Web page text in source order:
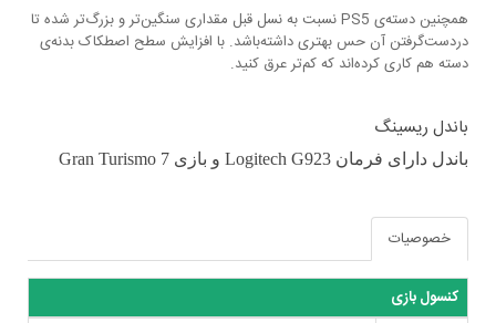
همچنین دسته‌ی PS5 نسبت به نسل قبل مقداری سنگین‌تر و بزرگ‌تر شده تا
دردست‌گرفتن آن حس بهتری داشته‌باشد. با افزایش سطح اصطکاک بدنه‌ی
دسته هم کاری کرده‌اند که کم‌تر عرق کنید.
باندل ریسینگ
باندل دارای فرمان Logitech G923 و بازی Gran Turismo 7
خصوصیات
کنسول بازی